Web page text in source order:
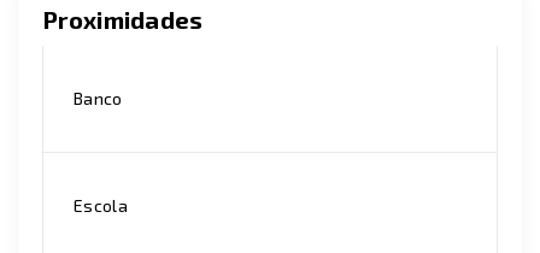
Proximidades
Banco
Escola